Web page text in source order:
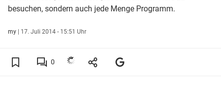
besuchen, sondern auch jede Menge Programm.
my | 17. Juli 2014 - 15:51 Uhr
0